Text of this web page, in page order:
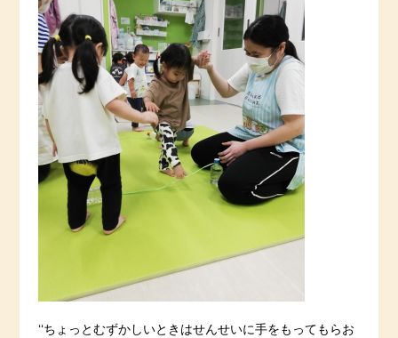
‘‘ちょっとむずかしいときはせんせいに手をもってもらお